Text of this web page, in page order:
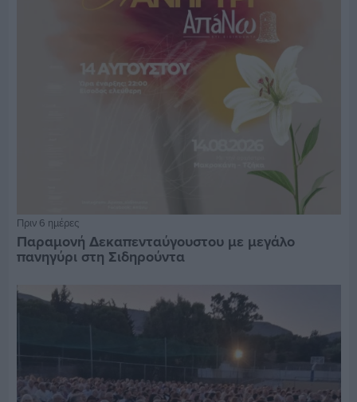
Πριν 6 ημέρες
Παραμονή Δεκαπενταύγουστου με μεγάλο
πανηγύρι στη Σιδηρούντα